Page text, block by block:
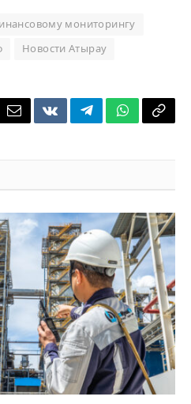
мониторингу
Новости Атырау
EmailVKontakteTelegramWhatsApp
Copy